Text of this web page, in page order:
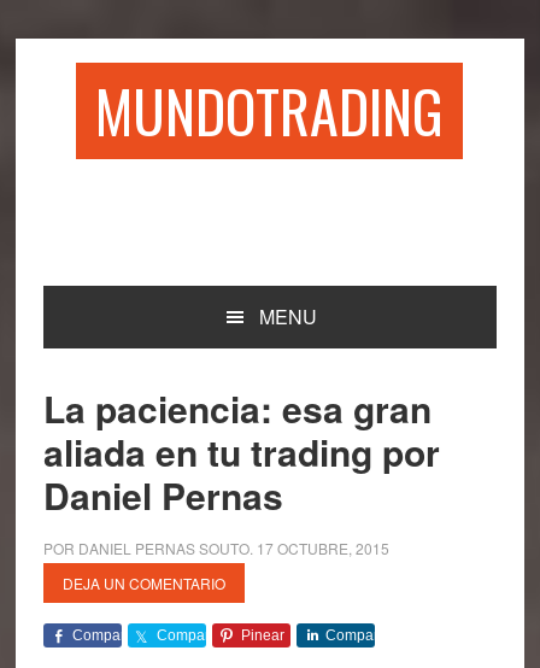
MUNDOTRADING
MENU
La paciencia: esa gran
aliada en tu trading por
Daniel Pernas
POR DANIEL PERNAS SOUTO. 17 OCTUBRE, 2015
DEJA UN COMENTARIO
Comparte Comparte Pinear Comparte